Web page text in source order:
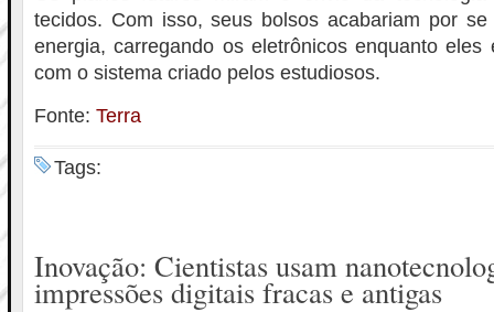
tecidos. Com isso, seus bolsos acabariam por
energia, carregando os eletrônicos enquanto eles
com o sistema criado pelos estudiosos.
Fonte: Terra
Tags:
Inovação: Cientistas usam
impressões digitais fracas e antigas